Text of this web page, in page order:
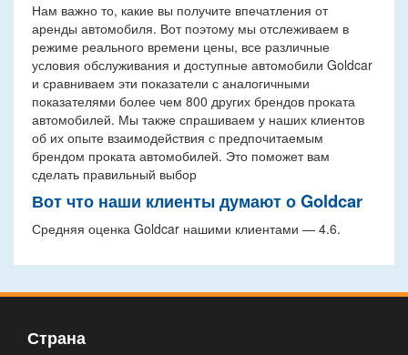
Нам важно то, какие вы получите впечатления от
аренды автомобиля. Вот поэтому мы отслеживаем в
режиме реального времени цены, все различные
условия обслуживания и доступные автомобили Goldcar
и сравниваем эти показатели с аналогичными
показателями более чем 800 других брендов проката
автомобилей. Мы также спрашиваем у наших клиентов
об их опыте взаимодействия с предпочитаемым
брендом проката автомобилей. Это поможет вам
сделать правильный выбор
Вот что наши клиенты думают о Goldcar
Средняя оценка Goldcar нашими клиентами — 4.6.
Страна